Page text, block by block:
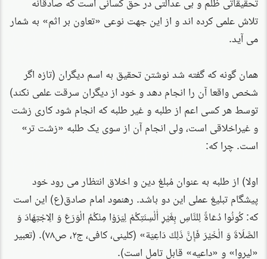
تلاش علمی کرده اند و از این جهت نوعی «تعاون بر اثم» به شمار
می آید.
همان گونه که گفته شد نوشتن تحقیق به اسم دیگران (تازه اگر
شخص واقعا آن را انجام دهد و خود از دیگران سرقت علمی نکند)
توسط هر کسی اعم از طلبه و غیر طلبه که انجام شود کاری زشت
و غیراخلاقی است، ولی انجام آن از سوی یک طلبه «زشت تر»
است. چرا که:
اولا)‌ از طلبه به عنوان مُبلغ دین و اخلاق انتظار می رود خود
پیشگام تبلیغ عملی این دو باشد. رهنمود امام صادق(ع) این است
که: كُونُوا دُعَاةً لِلنَّاسِ بِغَيْرِ أَلْسِنَتِكُمْ لِيَرَوْا مِنْكُمُ الْوَرَعَ وَ الِاجْتِهَادَ وَ
الصَّلَاةَ وَ الْخَيْرَ فَإِنَّ ذَلِكَ دَاعِيَة» (کلینی، کافی، ج۲، ص۷۸). (تعبیر
«لیروا»‌ و «داعیه»‌ قابل تامل است).